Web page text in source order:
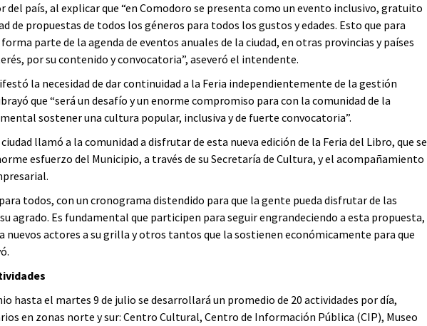
país, al explicar que “en Comodoro se presenta como un evento inclusivo, gratuito
de propuestas de todos los géneros para todos los gustos y edades. Esto que para
parte de la agenda de eventos anuales de la ciudad, en otras provincias y países
por su contenido y convocatoria”, aseveró el intendente.
la necesidad de dar continuidad a la Feria independientemente de la gestión
que “será un desafío y un enorme compromiso para con la comunidad de la
sostener una cultura popular, inclusiva y de fuerte convocatoria”.
llamó a la comunidad a disfrutar de esta nueva edición de la Feria del Libro, que se
esfuerzo del Municipio, a través de su Secretaría de Cultura, y el acompañamiento
todos, con un cronograma distendido para que la gente pueda disfrutar de las
agrado. Es fundamental que participen para seguir engrandeciendo a esta propuesta,
nuevos actores a su grilla y otros tantos que la sostienen económicamente para que
hasta el martes 9 de julio se desarrollará un promedio de 20 actividades por día,
en zonas norte y sur: Centro Cultural, Centro de Información Pública (CIP), Museo